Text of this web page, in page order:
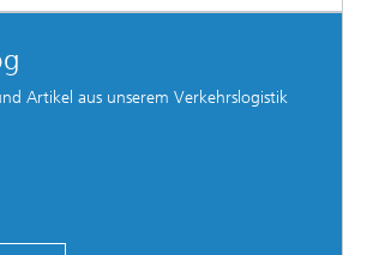
Artikel aus unserem Verkehrslogistik